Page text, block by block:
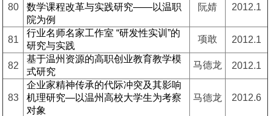
80
数学课程改革与实践研究——以温职
院为例
阮婧 2012.1
81
行业名师名家工作室 “研发性实训”的
研究与实践
项敢 2012.1
82
基于温州资源的高职创业教育教学模
式研究
马德龙 2012.1
83
企业家精神传承的代际冲突及其影响
机理研究—以温州高校大学生为考察
对象
马德龙 2012.6